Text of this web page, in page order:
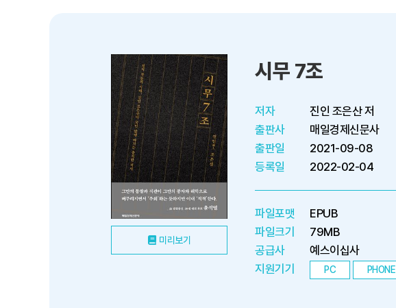
미리보기
시무 7조
저자
진인 조은산 저
출판사
매일경제신문사
출판일
2021-09-08
등록일
2022-02-04
파일포맷
EPUB
파일크기
79MB
공급사
예스이십사
지원기기
PC PHONE